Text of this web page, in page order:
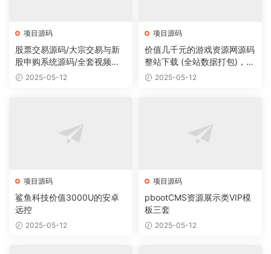
项目源码
股票交易源码/大宗交易与新
股申购系统源码/全套视频教
程 2025-05-12
项目源码
价值几千元的游戏资源网源码
整站下载 (全站数据打包)，数
据里面有200多个宝贝。
2025-05-12
项目源码
鲨鱼科技价值3000U的安卓
远控
2025-05-12
项目源码
pbootCMS资源展示类VIP模
板三套
2025-05-12